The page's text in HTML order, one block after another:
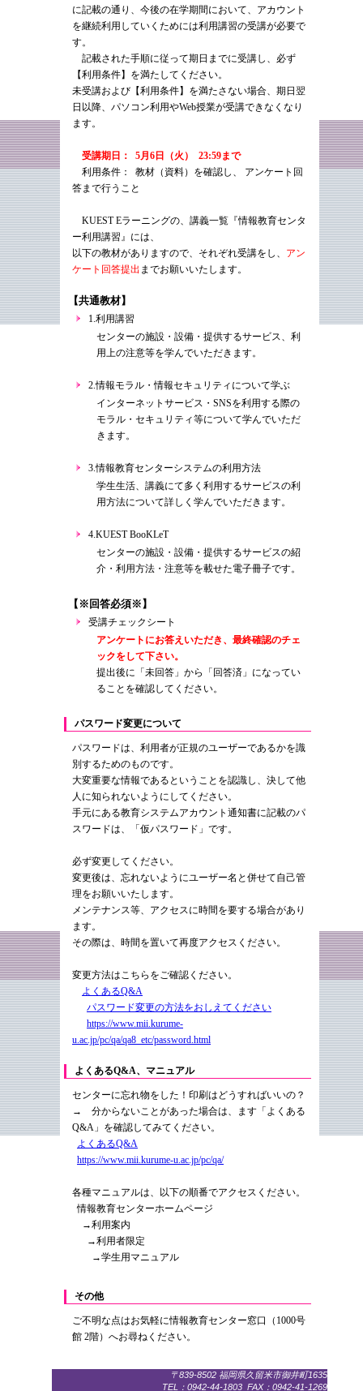
に記載の通り、今後の在学期間において、アカウント
を継続利用していくためには利用講習の受講が必要で
す。
記載された手順に従って期日までに受講し、必ず
【利用条件】を満たしてください。
未受講および【利用条件】を満たさない場合、期日翌
日以降、パソコン利用やWeb授業が受講できなくなり
ます。
受講期日： 5月6日（火） 23:59まで
利用条件： 教材（資料）を確認し、 アンケート回
答まで行うこと
KUEST Eラーニングの、講義一覧『情報教育センタ
ー利用講習』には、
以下の教材がありますので、それぞれ受講をし、 アン
ケート回答提出 までお願いいたします。
【共通教材】
1.利用講習
センターの施設・設備・提供するサービス、利
用上の注意等を学んでいただきます。
2.情報モラル・情報セキュリティについて学ぶ
インターネットサービス・SNSを利用する際の
モラル・セキュリティ等について学んでいただ
きます。
3.情報教育センターシステムの利用方法
学生生活、講義にて多く利用するサービスの利
用方法について詳しく学んでいただきます。
4.KUEST BooKLeT
センターの施設・設備・提供するサービスの紹
介・利用方法・注意等を載せた電子冊子です。
【※回答必須※】
受講チェックシート
アンケートにお答えいただき、最終確認のチェ
ックをして下さい。
提出後に「未回答」から「回答済」になってい
ることを確認してください。
パスワード変更について
パスワードは、利用者が正規のユーザーであるかを識
別するためのものです。
大変重要な情報であるということを認識し、決して他
人に知られないようにしてください。
手元にある教育システムアカウント通知書に記載のパ
スワードは、「仮パスワード」です。
必ず変更してください。
変更後は、忘れないようにユーザー名と併せて自己管
理をお願いいたします。
メンテナンス等、アクセスに時間を要する場合があり
ます。
その際は、時間を置いて再度アクセスください。
変更方法はこちらをご確認ください。
よくあるQ&A
パスワード変更の方法をおしえてください
https://www.mii.kurume-
u.ac.jp/pc/qa/qa8_etc/password.html
よくあるQ&A、マニュアル
センターに忘れ物をした！印刷はどうすればいいの？
→ 分からないことがあった場合は、ます「よくある
Q&A」を確認してみてください。
よくあるQ&A
https://www.mii.kurume-u.ac.jp/pc/qa/
各種マニュアルは、以下の順番でアクセスください。
情報教育センターホームページ
→利用案内
→利用者限定
→学生用マニュアル
その他
ご不明な点はお気軽に情報教育センター窓口（1000号
館 2階）へお尋ねください。
〒839-8502 福岡県久留米市御井町1635
TEL： 0942-44-1803 FAX：0942-41-1269